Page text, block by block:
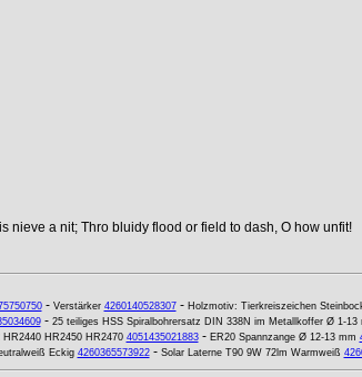
nieve a nit; Thro bluidy flood or field to dash, O how unfit!
- Verstärker 4260140528307- Holzmotiv: Tierkreiszeichen
- 25 teiliges HSS Spiralbohrersatz DIN 338N im Metallkoffer Ø 1-13
HR2450 HR2470 4051435021883- ER20 Spannzange Ø 12-13 mm
Eckig 4260365573922- Solar Laterne T90 9W 72lm Warmweiß